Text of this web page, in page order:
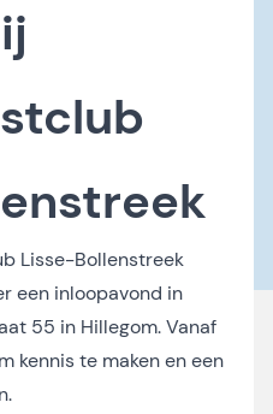
Lisse-Bollenstreek
een inloopavond in
55 in Hillegom. Vanaf
kennis te maken en een